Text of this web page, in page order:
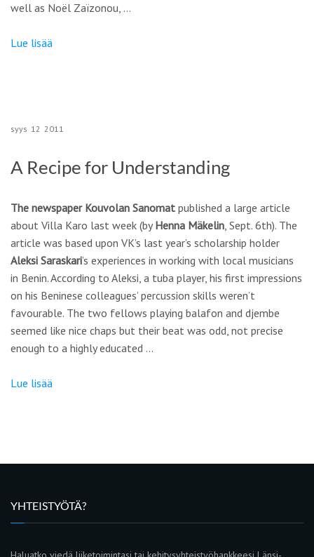
well as Noël Zaïzonou, …
Lue lisää
syys 12 2011
A Recipe for Understanding
The newspaper Kouvolan Sanomat published a large article
about Villa Karo last week (byHenna Mäkelin, Sept. 6th). The
article was based upon VK’s last year’s scholarship holder
Aleksi Saraskari’s experiences in working with local musicians
in Benin. According to Aleksi, a tuba player, his first impressions
on his Beninese colleagues’ percussion skills weren’t
favourable. The two fellows playing balafon and djembe
seemed like nice chaps but their beat was odd, not precise
enough to a highly educated …
Lue lisää
YHTEISTYÖTÄ?